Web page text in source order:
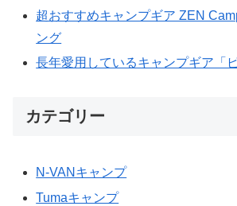
超おすすめキャンプギア ZEN
ング
長年愛用しているキャンプギア「
カテゴリー
N-VANキャンプ
Tumaキャンプ